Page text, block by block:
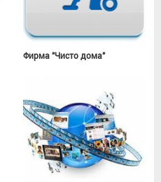
Фирма "Чисто дома"